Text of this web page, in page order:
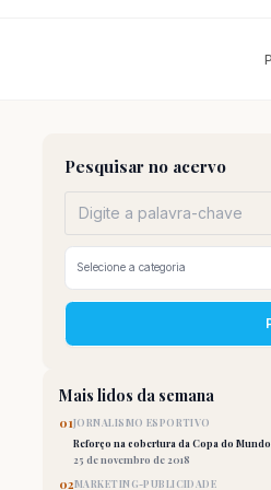
Pesquisar no acervo
Mais lidos da semana
01JORNALISMO ESPORTIVO
Reforço na cobertura da Copa do
25 de novembro de 2018
02MARKETING-PUBLICIDADE